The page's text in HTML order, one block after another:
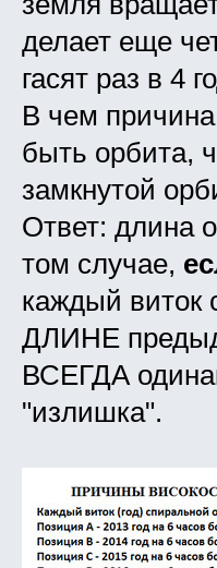
делает еще
гасят раз в 4
В чем
быть орбита,
замкнутой
Ответ: длина
том случае,
каждый
ДЛИНЕ
ВСЕГДА
"излишка".